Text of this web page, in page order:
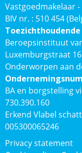
Vastgoedmakelaar
BIV nr. : 510 454
Beroepsinstituut
Luxemburgstraat
Onderworpen aan
BA en borgstelling
730.390.160
Erkend Vlabel
005300065246
Privacy statement